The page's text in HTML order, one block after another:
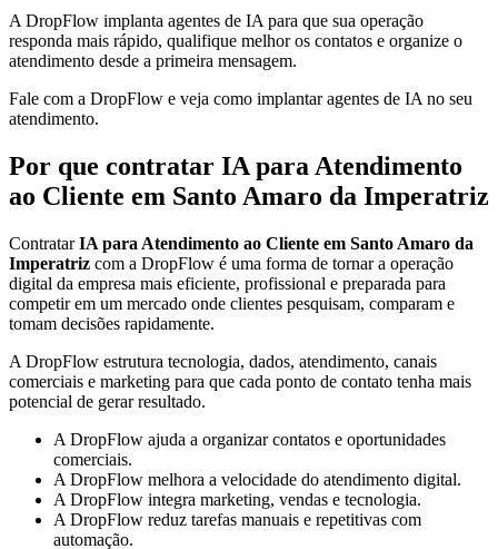
A DropFlow implanta agentes de IA para que sua operação
responda mais rápido, qualifique melhor os contatos e organize o
atendimento desde a primeira mensagem.
Fale com a DropFlow e veja como implantar agentes de IA no seu
atendimento.
Por que contratar IA para Atendimento
ao Cliente em Santo Amaro da Imperatriz
ContratarIA para Atendimento ao Cliente em Santo Amaro da
Imperatriz com a DropFlow é uma forma de tornar a operação
digital da empresa mais eficiente, profissional e preparada para
competir em um mercado onde clientes pesquisam, comparam e
tomam decisões rapidamente.
A DropFlow estrutura tecnologia, dados, atendimento, canais
comerciais e marketing para que cada ponto de contato tenha mais
potencial de gerar resultado.
A DropFlow ajuda a organizar contatos e oportunidades
comerciais.
A DropFlow melhora a velocidade do atendimento digital.
A DropFlow integra marketing, vendas e tecnologia.
A DropFlow reduz tarefas manuais e repetitivas com
automação.